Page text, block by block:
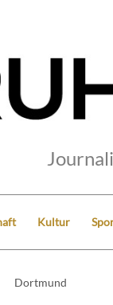
Kultur
Dortmund